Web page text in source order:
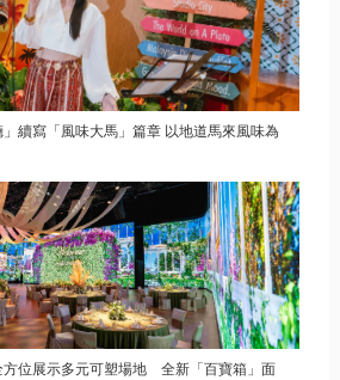
續寫「風味大馬」篇章 以地道馬來風味為
方位展示多元可塑場地 全新「百寶箱」面